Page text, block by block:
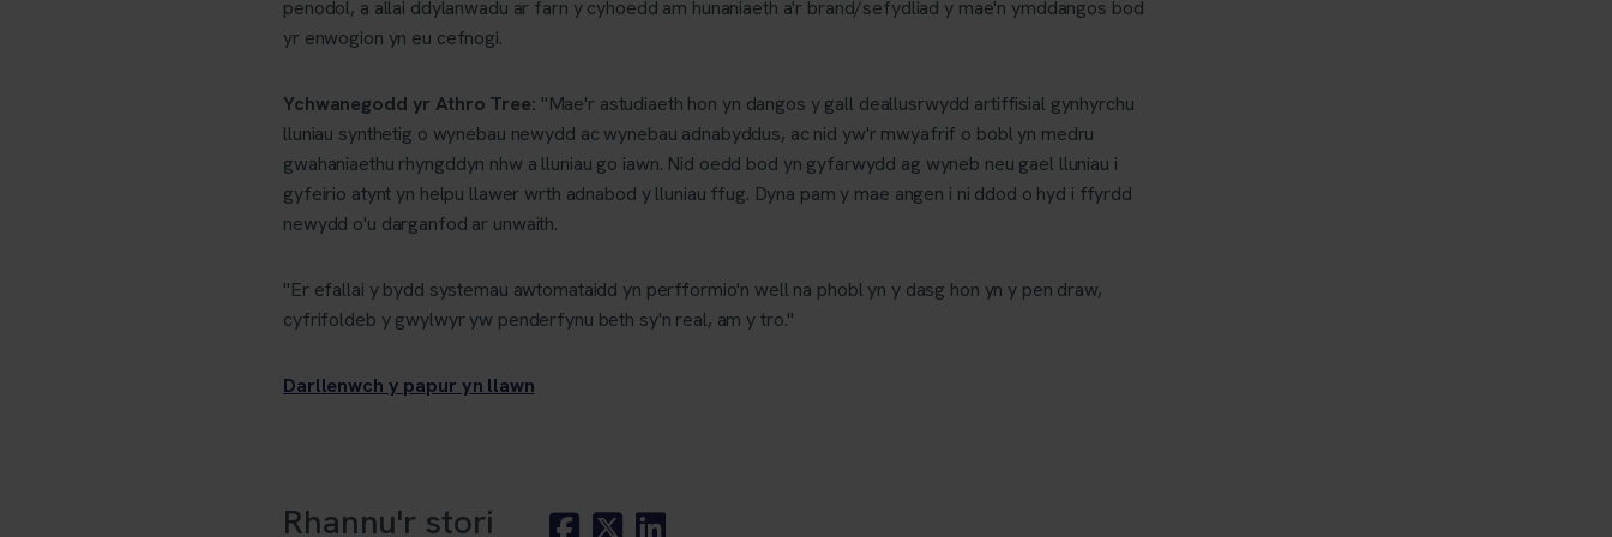
penodol, a allai ddylanwadu ar farn y cyhoedd am hunaniaeth a'r brand/sefydliad y mae'n ymddangos bod
yr enwogion yn eu cefnogi.
Ychwanegodd yr Athro Tree: "Mae'r astudiaeth hon yn dangos y gall deallusrwydd artiffisial gynhyrchu
lluniau synthetig o wynebau newydd ac wynebau adnabyddus, ac nid yw'r mwyafrif o bobl yn medru
gwahaniaethu rhyngddyn nhw a lluniau go iawn. Nid oedd bod yn gyfarwydd ag wyneb neu gael lluniau i
gyfeirio atynt yn helpu llawer wrth adnabod y lluniau ffug. Dyna pam y mae angen i ni ddod o hyd i ffyrdd
newydd o'u darganfod ar unwaith.
"Er efallai y bydd systemau awtomataidd yn perfformio'n well na phobl yn y dasg hon yn y pen draw,
cyfrifoldeb y gwylwyr yw penderfynu beth sy'n real, am y tro."
Darllenwch y papur yn llawn
Rhannu'r stori